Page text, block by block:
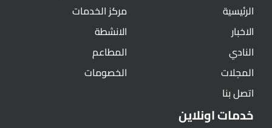
الرئيسية
الاخبار
النادي
المجلات
اتصل بنا
مركز الخدمات
الانشطة
المطاعم
الخصومات
خدمات اونلاين